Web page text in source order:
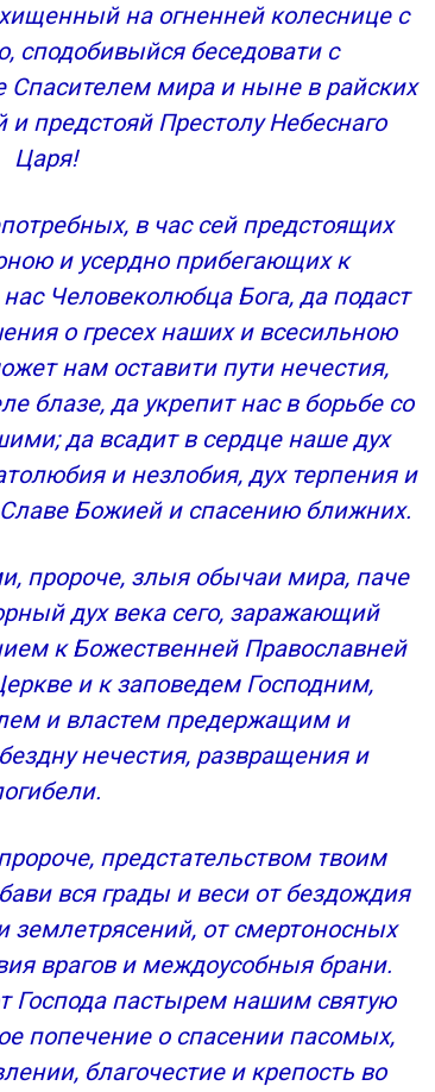
на огненней колеснице с
сподобивыйся беседовати с
мира и ныне в райских
предстояй Престолу Небеснаго
Царя!
в час сей предстоящих
и усердно прибегающих к
Человеколюбца Бога, да подаст
о гресех наших и всесильною
нам оставити пути нечестия,
блазе, да укрепит нас в борьбе со
да всадит в сердце наше дух
и незлобия, дух терпения и
Божией и спасению ближних.
пророче, злыя обычаи мира, паче
дух века сего, заражающий
к Божественней Православней
и к заповедем Господним,
и властем предержащим и
нечестия, развращения и
предстательством твоим
вся грады и веси от бездождия
землетрясений, от смертоносных
врагов и междоусобныя брани.
Господа пастырем нашим святую
попечение о спасении пасомых,
благочестие и крепость во